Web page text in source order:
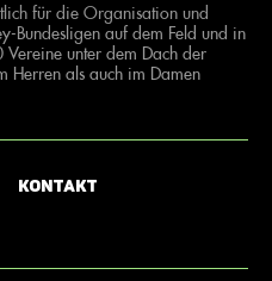
für die Organisation und
Bundesligen auf dem Feld und in
unter dem Dach der
Herren als auch im Damen
Kontakt